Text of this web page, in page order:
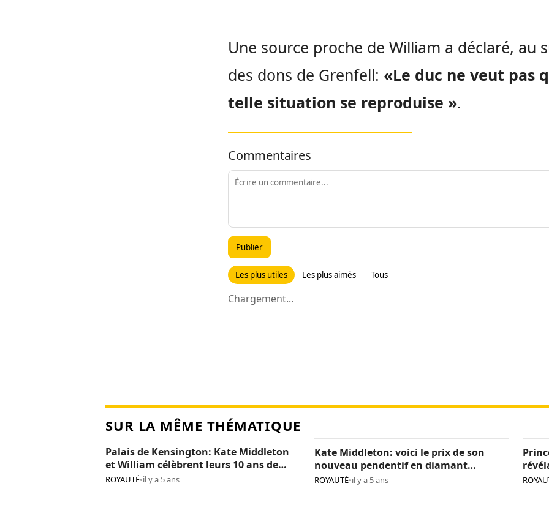
Une source proche de William a déclaré, au
des dons de Grenfell: «Le duc ne veut pas
telle situation se reproduise ».
Commentaires
Publier
Les plus utiles Les plus aimés Tous
Chargement...
SUR LA MÊME THÉMATIQUE
Palais de Kensington: Kate Middleton
et William célèbrent leurs 10 ans de
mariage (photos)
ROYAUTÉ•il y a 5 ans
Kate Middleton: voici le prix de son
nouveau pendentif en diamant
(photos)
ROYAUTÉ•il y a 5 ans